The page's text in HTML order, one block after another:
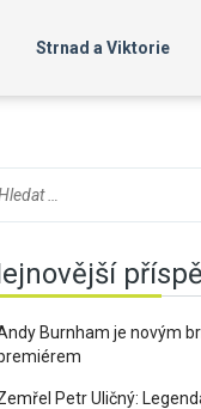
Strnad a Viktorie
Burnham je novým
Petr Uličný: